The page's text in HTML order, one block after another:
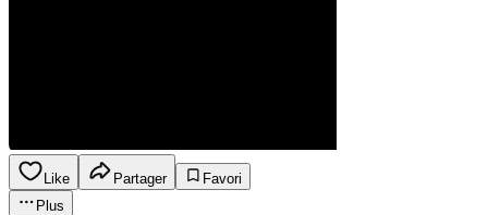
Like Partager
Favori
Plus